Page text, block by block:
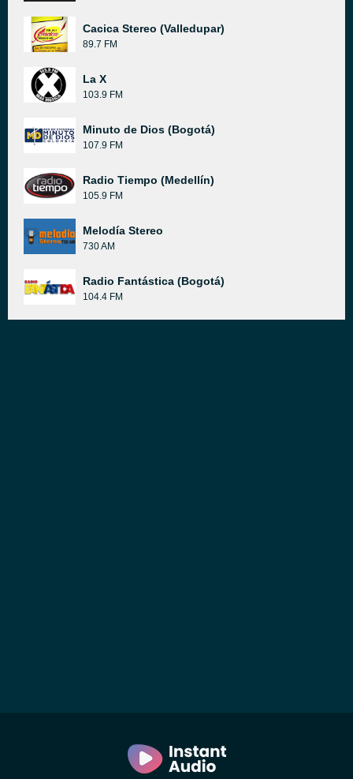
Cacica Stereo (Valledupar)
89.7 FM
La X
103.9 FM
Minuto de Dios (Bogotá)
107.9 FM
Radio Tiempo (Medellín)
105.9 FM
Melodía Stereo
730 AM
Radio Fantástica (Bogotá)
104.4 FM